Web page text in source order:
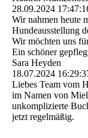
28.09.2024
Wir nahmen heute
Hundeausstellung
Wir möchten uns
Ein schöner
Sara Heyden
18.07.2024
Liebes Team vom
im Namen von
unkomplizierte
jetzt regelmäßig.